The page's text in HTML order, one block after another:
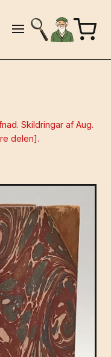
Skildringar af Aug.
delen].